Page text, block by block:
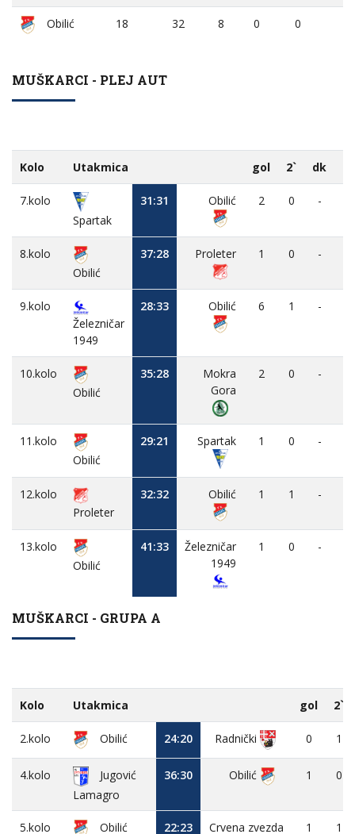
Obilić 18 32 8 0 0
MUŠKARCI - PLEJ AUT
Kolo Utakmica gol 2` dk
7.kolo
Spartak
31:31 Obilić 2 0 -
8.kolo
Obilić
37:28 Proleter 1 0 -
9.kolo
Železničar
1949
28:33 Obilić 6 1 -
10.kolo
Obilić
35:28
Mokra
Gora
2 0 -
11.kolo
Obilić
29:21 Spartak 1 0 -
12.kolo
Proleter
32:32 Obilić 1 1 -
13.kolo
Obilić
41:33
Železničar
1949
1 0 -
MUŠKARCI - GRUPA A
Kolo Utakmica gol 2`
2.kolo Obilić 24:20 Radnički 0 1
4.kolo
Jugović
Lamagro
36:30 Obilić 1 0
5.kolo Obilić 22:23 Crvena zvezda 1 1